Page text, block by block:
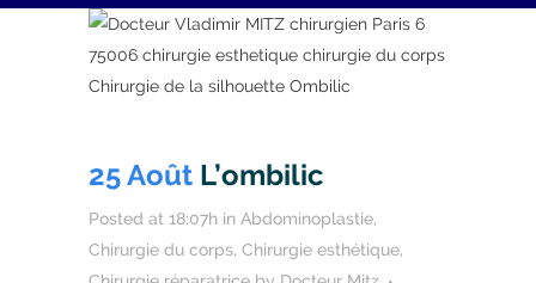
25 Août L’ombilic
Posted at 18:07h in Abdominoplastie,
Chirurgie du corps, Chirurgie esthétique,